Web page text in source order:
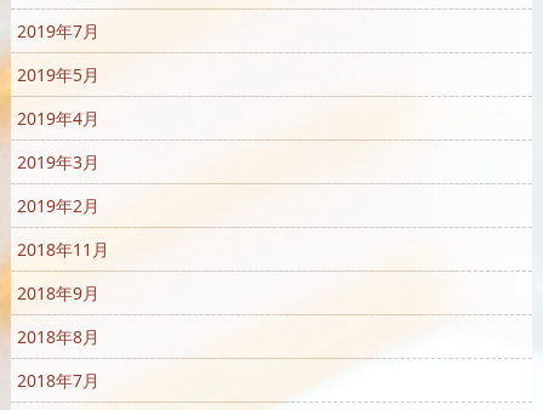
2019年7月
2019年5月
2019年4月
2019年3月
2019年2月
2018年11月
2018年9月
2018年8月
2018年7月